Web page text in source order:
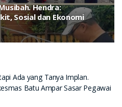
Hendra:
Sosial dan Ekonomi
Ada yang Tanya Implan.
Batu Ampar Sasar Pegawai